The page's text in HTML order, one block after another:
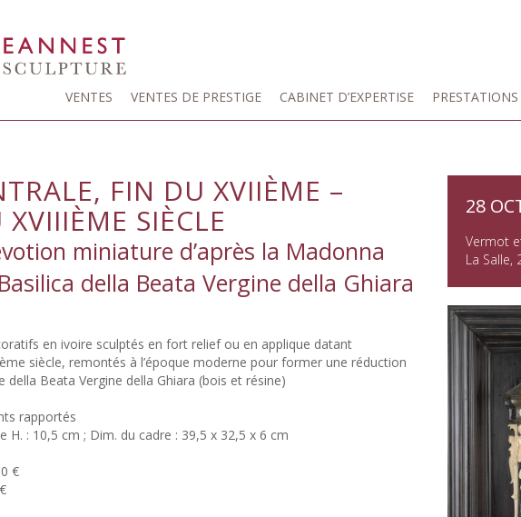
VENTES VENTES DE PRESTIGE CABINET D’EXPERTISE PRESTATIONS
FIN DU XVIIÈME –
SIÈCLE
miniature d’après la Madonna
della Beata Vergine della Ghiara
en ivoire sculptés en fort relief ou en applique datant
siècle, remontés à l’époque moderne pour former une réduction
della Beata Vergine della Ghiara (bois et résine)
rapportés
H. : 10,5 cm ; Dim. du cadre : 39,5 x 32,5 x 6 cm
€
28
Vermot
La Salle,